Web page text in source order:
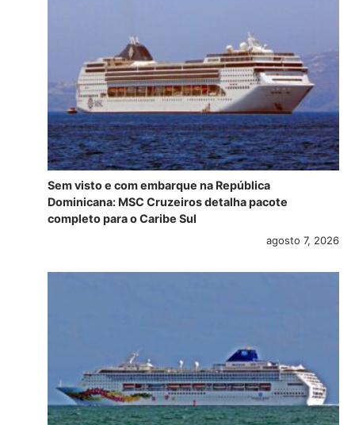
Sem visto e com embarque na República
Dominicana: MSC Cruzeiros detalha pacote
completo para o Caribe Sul
agosto 7, 2026